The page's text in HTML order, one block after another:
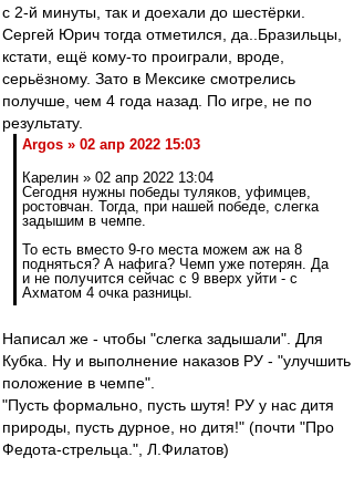
с 2-й минуты, так и доехали до шестёрки.
Сергей Юрич тогда отметился, да..Бразильцы,
кстати, ещё кому-то проиграли, вроде,
серьёзному. Зато в Мексике смотрелись
получше, чем 4 года назад. По игре, не по
результату.
Argos » 02 апр 2022 15:03
Карелин » 02 апр 2022 13:04
Сегодня нужны победы туляков, уфимцев,
ростовчан. Тогда, при нашей победе, слегка
задышим в чемпе.
То есть вместо 9-го места можем аж на 8
подняться? А нафига? Чемп уже потерян. Да
и не получится сейчас с 9 вверх уйти - с
Ахматом 4 очка разницы.
Написал же - чтобы "слегка задышали". Для
Кубка. Ну и выполнение наказов РУ - "улучшить
положение в чемпе".
"Пусть формально, пусть шутя! РУ у нас дитя
природы, пусть дурное, но дитя!" (почти "Про
Федота-стрельца.", Л.Филатов)